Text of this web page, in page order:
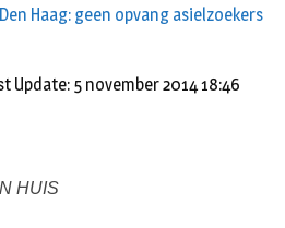
Haag: geen opvang asielzoekers
Update: 5 november 2014 18:46
HUIS